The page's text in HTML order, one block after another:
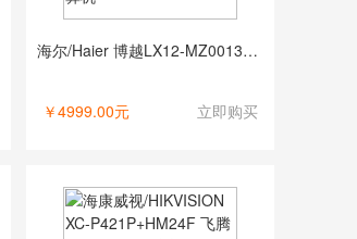
海尔/Haier 博越LX12-MZ0013+HT-24312B（23.8英寸） 兆芯 KX-U6780A/23.8/集成显卡/共享内存/256GB/无/UOS V20/8GB/台式计算机
￥4999.00元 立即购买